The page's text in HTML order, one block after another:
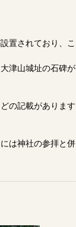
置されており、こ
津山城址の石碑が
の記載があります
は神社の参拝と併